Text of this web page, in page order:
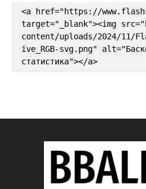
<a href="https://
target="_blank"><img
content/uploads/2024/11/
ive_RGB-svg.png"
статистика"></a>